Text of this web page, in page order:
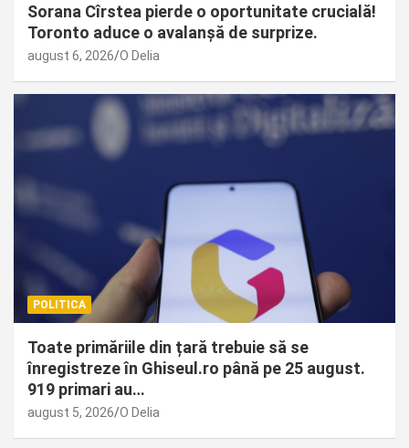
Sorana Cîrstea pierde o oportunitate crucială!
Toronto aduce o avalanșă de surprize.
august 6, 2026 O Delia
POLITICA
Toate primăriile din țară trebuie să se
înregistreze în Ghiseul.ro până pe 25 august.
919 primari au…
august 5, 2026 O Delia